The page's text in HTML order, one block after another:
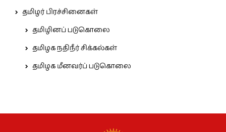
தமிழர் பிரச்சினைகள்
தமிழினப் படுகொலை
தமிழக நதிநீர் சிக்கல்கள்
தமிழக மீனவர்ப் படுகொலை